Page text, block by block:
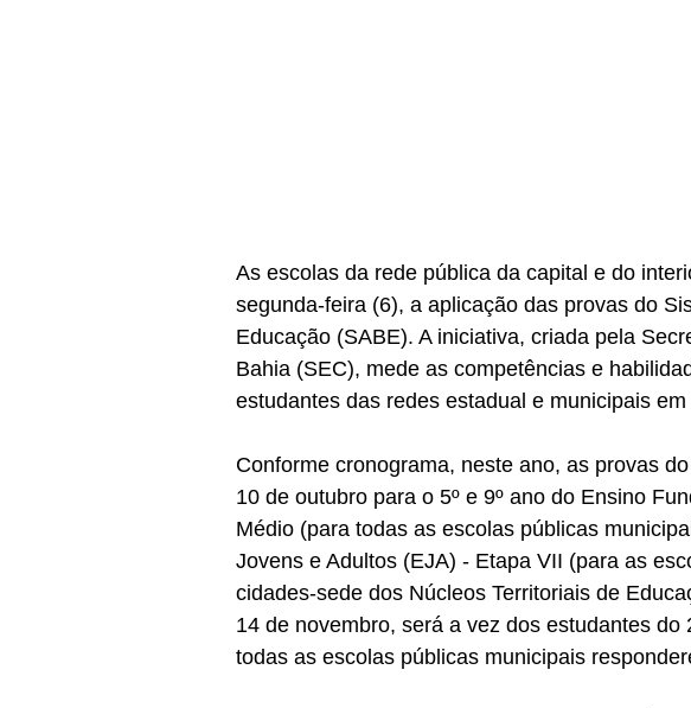
As escolas da rede pública da capital e do
segunda-feira (6), a aplicação das provas do
Educação (SABE). A iniciativa, criada pela
Bahia (SEC), mede as competências e
estudantes das redes estadual e municipais
Conforme cronograma, neste ano, as provas
10 de outubro para o 5º e 9º ano do Ensino
Médio (para todas as escolas públicas
Jovens e Adultos (EJA) - Etapa VII (para as
cidades-sede dos Núcleos Territoriais de
14 de novembro, será a vez dos estudantes do
todas as escolas públicas municipais